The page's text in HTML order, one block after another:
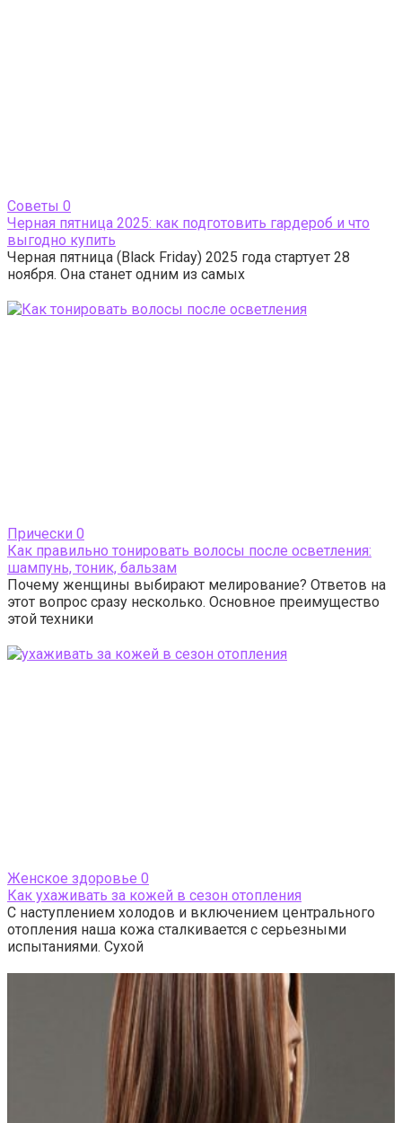
Cоветы 0
Черная пятница 2025: как подготовить гардероб и что
выгодно купить
Черная пятница (Black Friday) 2025 года стартует 28
ноября. Она станет одним из самых
Прически 0
Как правильно тонировать волосы после осветления:
шампунь, тоник, бальзам
Почему женщины выбирают мелирование? Ответов на
этот вопрос сразу несколько. Основное преимущество
этой техники
Женское здоровье 0
Как ухаживать за кожей в сезон отопления
С наступлением холодов и включением центрального
отопления наша кожа сталкивается с серьезными
испытаниями. Сухой